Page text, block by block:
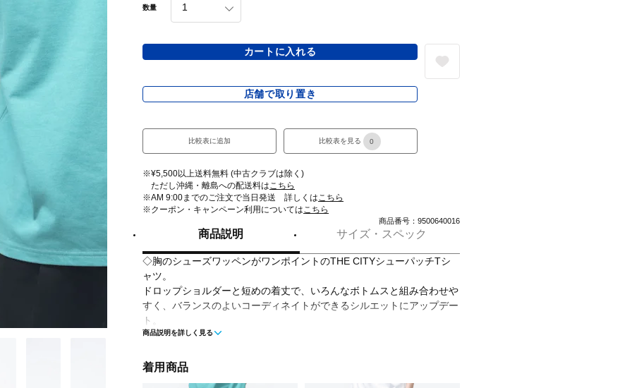
数量
カートに入れる
店舗で取り置き
比較表に追加 比較表を見る 0
※¥5,500以上送料無料 (中古クラブは除く)
ただし沖縄・離島への配送料はこちら
※AM 9:00までのご注文で当日発送 詳しくはこちら
※クーポン・キャンペーン利用についてはこちら
商品番号：9500640016
商品説明 サイズ・スペック
◇胸のシューズワッペンがワンポイントのTHE CITYシューパッチTシ
ャツ。
ドロップショルダーと短めの着丈で、いろんなボトムスと組み合わせや
すく、バランスのよいコーディネイトができるシルエットにアップデー
ト。
心地よい肌触りの綿・ポリエステル混紡素材を使用し、様々な着回しを
商品説明を詳しく見る
着用商品